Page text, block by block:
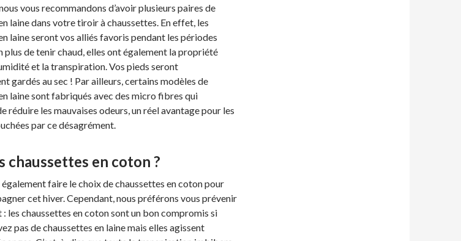
vous recommandons d’avoir plusieurs paires de
laine dans votre tiroir à chaussettes. En effet, les
laine seront vos alliés favoris pendant les périodes
plus de tenir chaud, elles ont également la propriété
et la transpiration. Vos pieds seront
gardés au sec ! Par ailleurs, certains modèles de
laine sont fabriqués avec des micro fibres qui
réduire les mauvaises odeurs, un réel avantage pour les
par ce désagrément.
chaussettes en coton ?
faire le choix de chaussettes en coton pour
cet hiver. Cependant, nous préférons vous prévenir
: les chaussettes en coton sont un bon compromis si
pas de chaussettes en laine mais elles agissent